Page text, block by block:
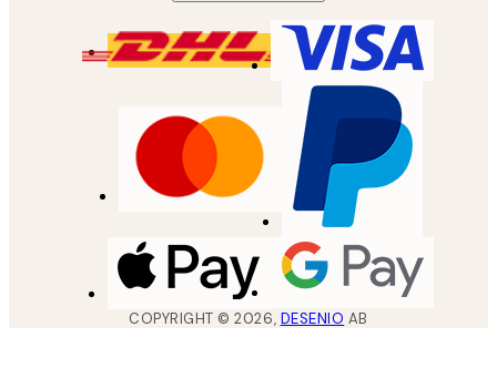
COPYRIGHT ©2026, DESENIO AB